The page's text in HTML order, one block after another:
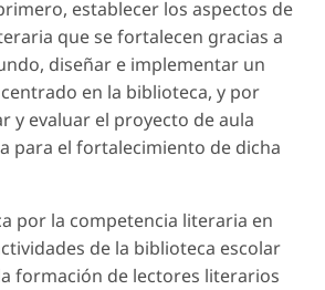
establecer los aspectos de
que se fortalecen gracias a
diseñar e implementar un
en la biblioteca, y por
y evaluar el proyecto de aula
para el fortalecimiento de dicha
por la competencia literaria en
de la biblioteca escolar
formación de lectores literarios